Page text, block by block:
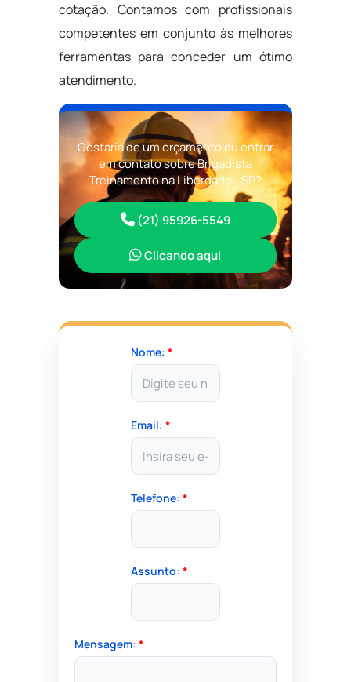
cotação. Contamos com profissionais
competentes em conjunto às melhores
ferramentas para conceder um ótimo
atendimento.
Gostaria de um orçamento ou entrar
em contato sobre Brigadista
Treinamento na Liberdade - SP?
(21) 95926-5549
Clicando aqui
Nome: *
Email: *
Telefone: *
Assunto: *
Mensagem: *